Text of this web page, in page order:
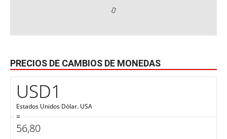
PRECIOS DE CAMBIOS DE MONEDAS
USD1
Estados Unidos Dólar. USA
=
56,80